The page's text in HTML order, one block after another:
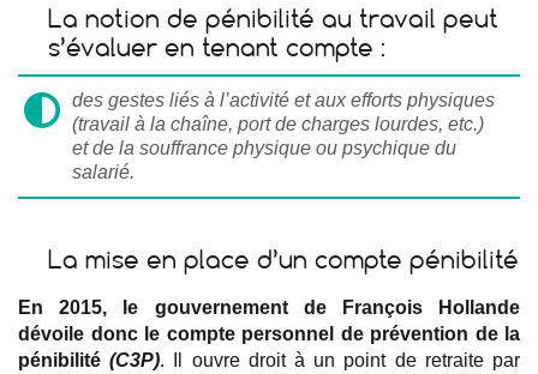
La notion de pénibilité au travail peut
s’évaluer en tenant compte :
des gestes liés à l’activité et aux efforts physiques
(travail à la chaîne, port de charges lourdes, etc.)
et de la souffrance physique ou psychique du
salarié.
La mise en place d’un compte pénibilité
En 2015, le gouvernement de François Hollande
dévoile donc le compte personnel de prévention de la
pénibilité(C3P). Il ouvre droit à un point de retraite par